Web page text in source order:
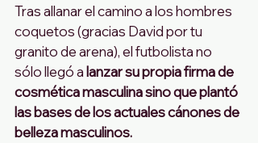
Tras allanar el camino a los hombres
coquetos (gracias David por tu
granito de arena), el futbolista no
sólo llegó a lanzar su propia firma de
cosmética masculina sino que plantó
las bases de los actuales cánones de
belleza masculinos.